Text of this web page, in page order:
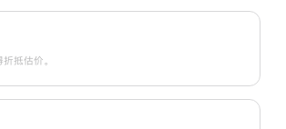
抵估价。